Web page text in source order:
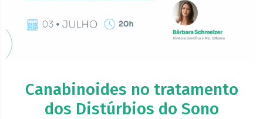
Canabinoides no tratamento
dos Distúrbios do Sono